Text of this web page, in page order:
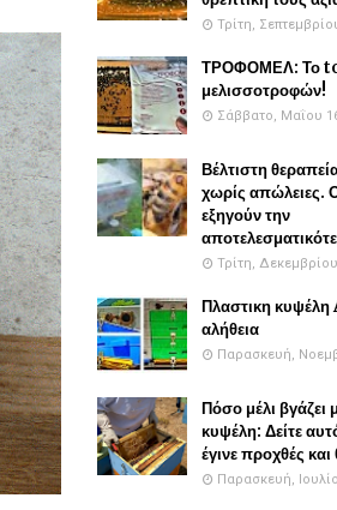
Τρίτη,
ΤΡΟΦΟΜΕΛ: Το
μελισσοτροφών!
Σάββατο, Μαΐου
Βέλτιστη
χωρίς απώλειες.
εξηγούν την
Τρίτη,
Πλαστικη
αλήθεια
Παρασκευή,
Πόσο μέλι βγάζει
κυψέλη: Δείτε
έγινε προχθές
Παρασκευή,